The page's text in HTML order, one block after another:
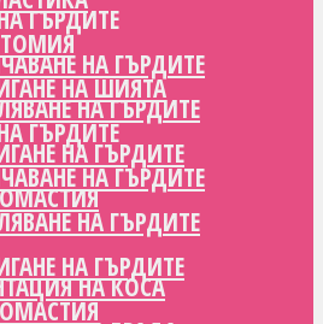
ГЪРДИТЕ
НА ГЪРДИТЕ
НА ГЪРДИТЕ
НА ГЪРДИТЕ
НА КОСА
НА ШИЯТА
ГЪРДИТЕ
НА ГЪРДИТЕ
НА ГЪРДИТЕ
НА ГЪРДИТЕ